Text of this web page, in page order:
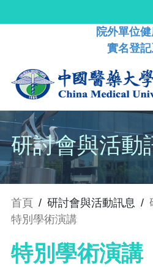
院外單位
實名登
研討會與活動
首頁 / 研討會與活動訊息 /
特別學術演講
特別學術演講